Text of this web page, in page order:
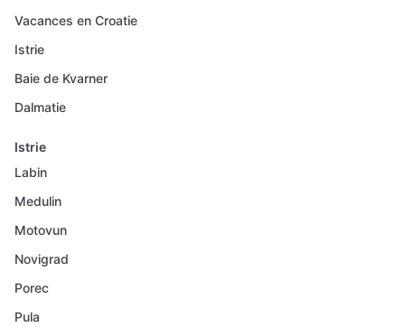
Vacances en Croatie
Istrie
Baie de Kvarner
Dalmatie
Istrie
Labin
Medulin
Motovun
Novigrad
Porec
Pula